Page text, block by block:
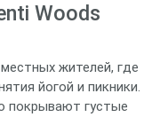
Woods
жителей, где
йогой и пикники.
покрывают густые